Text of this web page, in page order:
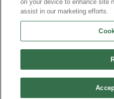
on your device to enhance site
assist in our marketing efforts.